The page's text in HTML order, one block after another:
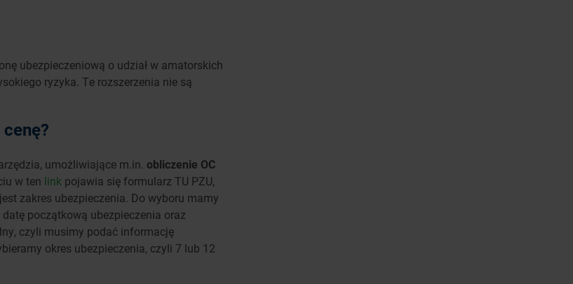
ubezpieczeniową o udział w amatorskich
ryzyka. Te rozszerzenia nie są
umożliwiające m.in. obliczenie OC
w ten link pojawia się formularz TU PZU,
zakres ubezpieczenia. Do wyboru mamy
początkową ubezpieczenia oraz
czyli musimy podać informację
okres ubezpieczenia, czyli 7 lub 12